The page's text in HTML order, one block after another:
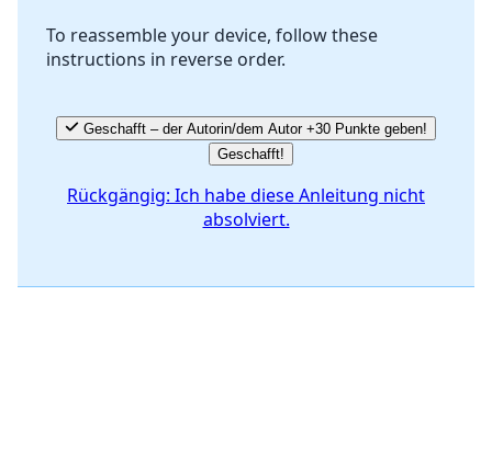
Abbrechen
To reassemble your device, follow these
instructions in reverse order.
Geschafft – der Autorin/dem Autor +30 Punkte geben!
Geschafft!
Rückgängig: Ich habe diese Anleitung nicht
absolviert.